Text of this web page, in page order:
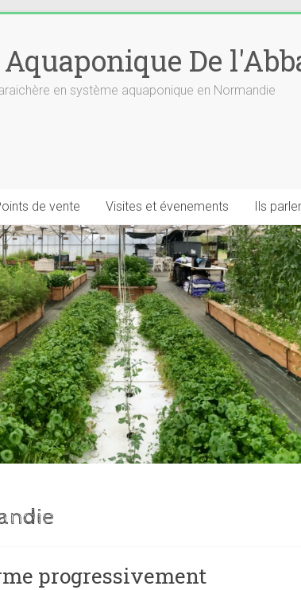
De
en système aquaponique en Normandie
de vente Visites et évenements Ils
progressivement